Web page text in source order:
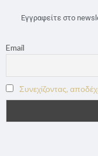
Εγγραφείτε στο
Email
Συνεχίζοντας,